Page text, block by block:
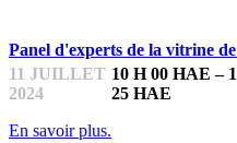
Panel d'experts de la vitrine
11 JUILLET
2024
10 H 00 HAE –
25 HAE
En savoir plus.